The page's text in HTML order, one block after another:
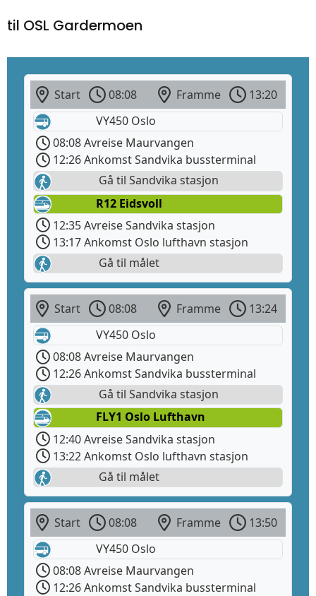
til OSL Gardermoen
Start 08:08 Framme
13:20
VY450 Oslo
08:08 Avreise Maurvangen
12:26 Ankomst Sandvika bussterminal
Gå til Sandvika stasjon
R12 Eidsvoll
12:35 Avreise Sandvika stasjon
13:17 Ankomst Oslo lufthavn stasjon
Gå til målet
Start 08:08 Framme
13:24
VY450 Oslo
08:08 Avreise Maurvangen
12:26 Ankomst Sandvika bussterminal
Gå til Sandvika stasjon
FLY1 Oslo Lufthavn
12:40 Avreise Sandvika stasjon
13:22 Ankomst Oslo lufthavn stasjon
Gå til målet
Start 08:08 Framme
13:50
VY450 Oslo
08:08 Avreise Maurvangen
12:26 Ankomst Sandvika bussterminal